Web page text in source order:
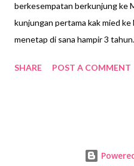
berkesempatan berkunjung ke
kunjungan pertama kak mied
menetap di sana hampir 3
anak di sana. Bagi mak-mak
Kunjungan pertama kali rasa
pandangan...jadi jomlah kita
SHARE POST A COMMENT